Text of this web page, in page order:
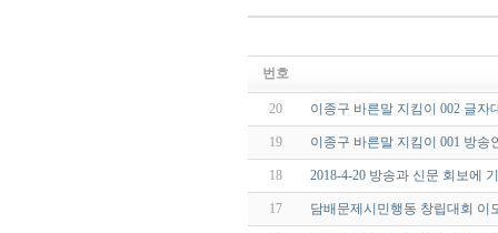
번호
20 이종구 바른말 지킴이 002 글자
19 이종구 바른말 지킴이 001 방
18 2018-4-20 방송과 신문 회보에
17 담배문제시민행동 창립대회 이